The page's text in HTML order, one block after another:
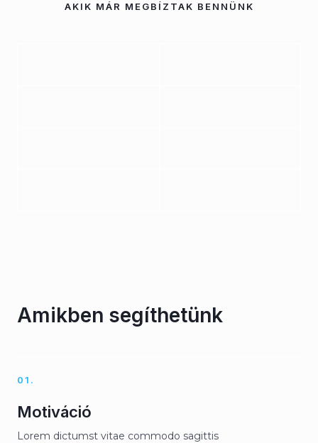
AKIK MÁR MEGBÍZTAK BENNÜNK
Amikben segíthetünk
01.
Motiváció
Lorem dictumst vitae commodo sagittis